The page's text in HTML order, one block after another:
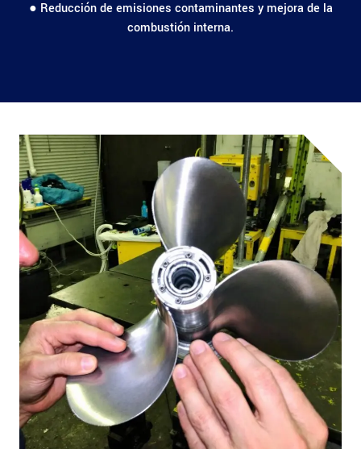
● Reducción de emisiones contaminantes y mejora de la
combustión interna.